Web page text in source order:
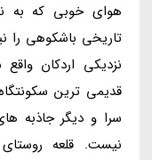
هوای خوبی که به
تاریخی باشکوهی را
نزدیکی اردکان
قدیمی ترین
سرا و دیگر جاذبه
نیست. قلعه